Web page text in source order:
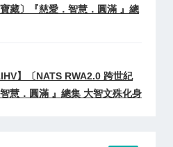
藏〕『慈愛．智慧．圓滿 』總
】〔NATS RWA2.0 跨世紀
慧．圓滿 』總集 大智文殊化身